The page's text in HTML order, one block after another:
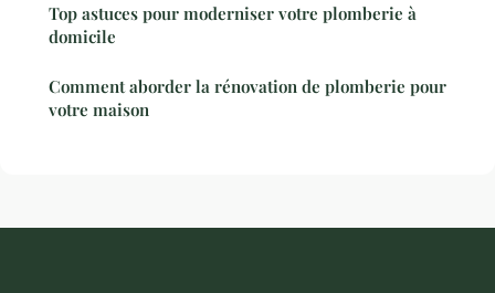
Top astuces pour moderniser votre plomberie à
domicile
Comment aborder la rénovation de plomberie pour
votre maison